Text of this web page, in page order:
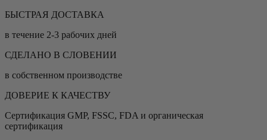
БЫСТРАЯ ДОСТАВКА
в течение 2-3 рабочих дней
СДЕЛАНО В СЛОВЕНИИ
в собственном производстве
ДОВЕРИЕ К КАЧЕСТВУ
Сертификация GMP, FSSC, FDA и органическая
сертификация